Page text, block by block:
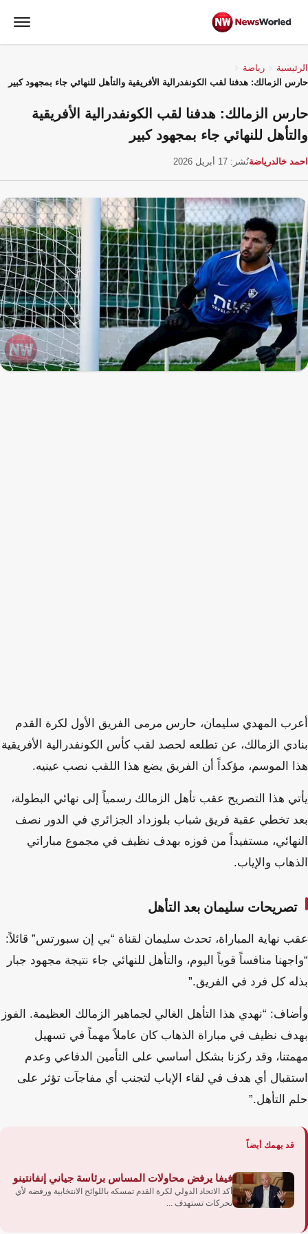
الرئيسية
رياضة
حارس الزمالك: هدفنا لقب الكونفدرالية الأفريقية والتأهل للنهائي جاء بمجهود كبير
حارس الزمالك: هدفنا لقب الكونفدرالية الأفريقية
والتأهل للنهائي جاء بمجهود كبير
احمد خالدرياضةنُشر: 17 أبريل 2026
أعرب المهدي سليمان، حارس مرمى الفريق الأول لكرة القدم
بنادي الزمالك، عن تطلعه لحصد لقب كأس الكونفدرالية الأفريقية
هذا الموسم، مؤكداً أن الفريق يضع هذا اللقب نصب عينيه.
يأتي هذا التصريح عقب تأهل الزمالك رسمياً إلى نهائي البطولة،
بعد تخطي عقبة فريق شباب بلوزداد الجزائري في الدور نصف
النهائي، مستفيداً من فوزه بهدف نظيف في مجموع مباراتي
الذهاب والإياب.
تصريحات سليمان بعد التأهل
عقب نهاية المباراة، تحدث سليمان لقناة “بي إن سبورتس” قائلاً:
“واجهنا منافساً قوياً اليوم، والتأهل للنهائي جاء نتيجة مجهود جبار
بذله كل فرد في الفريق.”
وأضاف: “نهدي هذا التأهل الغالي لجماهير الزمالك العظيمة. الفوز
بهدف نظيف في مباراة الذهاب كان عاملاً مهماً في تسهيل
مهمتنا، وقد ركزنا بشكل أساسي على التأمين الدفاعي وعدم
استقبال أي هدف في لقاء الإياب لتجنب أي مفاجآت تؤثر على
حلم التأهل.”
قد يهمك أيضاً
فيفا يرفض محاولات المساس برئاسة جياني إنفانتينو
أكد الاتحاد الدولي لكرة القدم تمسكه باللوائح الانتخابية ورفضه لأي
تحركات تستهدف ...